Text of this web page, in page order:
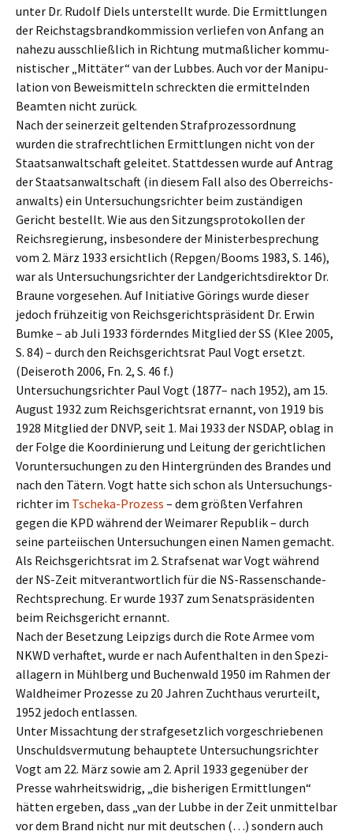
unter Dr. Rudolf Diels unter­stellt wurde. Die Ermitt­lun­gen
der Reichs­tags­brand­kom­mis­si­on verlie­fen von Anfang an
nahezu ausschließ­lich in Richtung mutmaß­li­cher kommu­
nis­ti­scher „Mittä­ter“ van der Lubbes. Auch vor der Manipu­
la­ti­on von Beweis­mit­teln schreck­ten die ermit­teln­den
Beamten nicht zurück.
Nach der seiner­zeit gelten­den Straf­pro­zess­ord­nung
wurden die straf­recht­li­chen Ermitt­lun­gen nicht von der
Staats­an­walt­schaft gelei­tet. Statt­des­sen wurde auf Antrag
der Staats­an­walt­schaft (in diesem Fall also des Oberreichs­
an­walts) ein Unter­su­chungs­rich­ter beim zustän­di­gen
Gericht bestellt. Wie aus den Sitzungs­pro­to­kol­len der
Reichs­re­gie­rung, insbe­son­de­re der Minis­ter­be­spre­chung
vom 2. März 1933 ersicht­lich (Repgen/Booms 1983, S. 146),
war als Unter­su­chungs­rich­ter der Landge­richts­di­rek­tor Dr.
Braune vorge­se­hen. Auf Initia­ti­ve Görings wurde dieser
jedoch frühzei­tig von Reichs­ge­richts­prä­si­dent Dr. Erwin
Bumke – ab Juli 1933 fördern­des Mitglied der SS (Klee 2005,
S. 84) – durch den Reichs­ge­richts­rat Paul Vogt ersetzt.
(Deiseroth 2006, Fn. 2, S. 46 f.)
Unter­su­chungs­rich­ter Paul Vogt (1877– nach 1952), am 15.
August 1932 zum Reichs­ge­richts­rat ernannt, von 1919 bis
1928 Mitglied der DNVP, seit 1. Mai 1933 der NSDAP, oblag in
der Folge die Koordi­nie­rung und Leitung der gericht­li­chen
Vorun­ter­su­chun­gen zu den Hinter­grün­den des Brandes und
nach den Tätern. Vogt hatte sich schon als Unter­su­chungs­
rich­ter im Tsche­ka-Prozess – dem größten Verfah­ren
gegen die KPD während der Weima­rer Republik – durch
seine partei­ischen Unter­su­chun­gen einen Namen gemacht.
Als Reichs­ge­richts­rat im 2. Straf­se­nat war Vogt während
der NS-Zeit mitver­ant­wort­lich für die NS-Rassen­schan­de-
Recht­spre­chung. Er wurde 1937 zum Senats­prä­si­den­ten
beim Reichs­ge­richt ernannt.
Nach der Beset­zung Leipzigs durch die Rote Armee vom
NKWD verhaf­tet, wurde er nach Aufent­hal­ten in den Spezi­
al­la­gern in Mühlberg und Buchen­wald 1950 im Rahmen der
Waldhei­mer Prozes­se zu 20 Jahren Zucht­haus verur­teilt,
1952 jedoch entlassen.
Unter Missach­tung der straf­ge­setz­lich vorge­schrie­be­nen
Unschulds­ver­mu­tung behaup­te­te Unter­su­chungs­rich­ter
Vogt am 22. März sowie am 2. April 1933 gegen­über der
Presse wahrheits­wid­rig, „die bishe­ri­gen Ermitt­lun­gen“
hätten ergeben, dass „van der Lubbe in der Zeit unmit­tel­bar
vor dem Brand nicht nur mit deutschen (…) sondern auch